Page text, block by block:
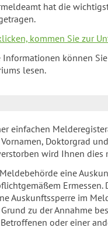
hat die
kommen Sie zur
Informationen können
lesen.
einfachen
Doktorgrad
wird Ihnen dies
eine
Auskunftssperre im
zu der Annahme
oder einer